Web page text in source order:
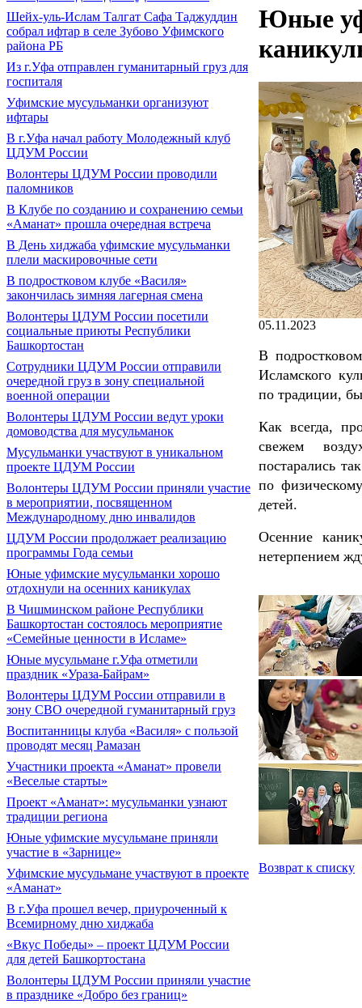
Шейх-уль-Ислам Талгат Сафа Таджуддин
собрал ифтар в селе Зубово Уфимского
района РБ
Из г.Уфа отправлен гуманитарный груз для
госпиталя
Уфимские мусульманки организуют
ифтары
В г.Уфа начал работу Молодежный клуб
ЦДУМ России
Волонтеры ЦДУМ России проводили
паломников
В Клубе по созданию и сохранению семьи
«Аманат» прошла очередная встреча
В День хиджаба уфимские мусульманки
плели маскировочные сети
В подростковом клубе «Василя»
закончилась зимняя лагерная смена
Волонтеры ЦДУМ России посетили
социальные приюты Республики
Башкортостан
Сотрудники ЦДУМ России отправили
очередной груз в зону специальной
военной операции
Волонтеры ЦДУМ России ведут уроки
домоводства для мусульманок
Мусульманки участвуют в уникальном
проекте ЦДУМ России
Волонтеры ЦДУМ России приняли участие
в мероприятии, посвященном
Международному дню инвалидов
ЦДУМ России продолжает реализацию
программы Года семьи
Юные уфимские мусульманки хорошо
отдохнули на осенних каникулах
В Чишминском районе Республики
Башкортостан состоялось мероприятие
«Семейные ценности в Исламе»
Юные мусульмане г.Уфа отметили
праздник «Ураза-Байрам»
Волонтеры ЦДУМ России отправили в
зону СВО очередной гуманитарный груз
Воспитанницы клуба «Василя» с пользой
проводят месяц Рамазан
Участники проекта «Аманат» провели
«Веселые старты»
Проект «Аманат»: мусульманки узнают
традиции региона
Юные уфимские мусульмане приняли
участие в «Зарнице»
Уфимские мусульмане участвуют в проекте
«Аманат»
В г.Уфа прошел вечер, приуроченный к
Всемирному дню хиджаба
«Вкус Победы» – проект ЦДУМ России
для детей Башкортостана
Волонтеры ЦДУМ России приняли участие
в празднике «Добро без границ»
Юные
05.11.2023
В
Исламского
по традиции,
Как всегда,
свежем
постарались
по
детей.
Осенние
нетерпением
Возврат к списку